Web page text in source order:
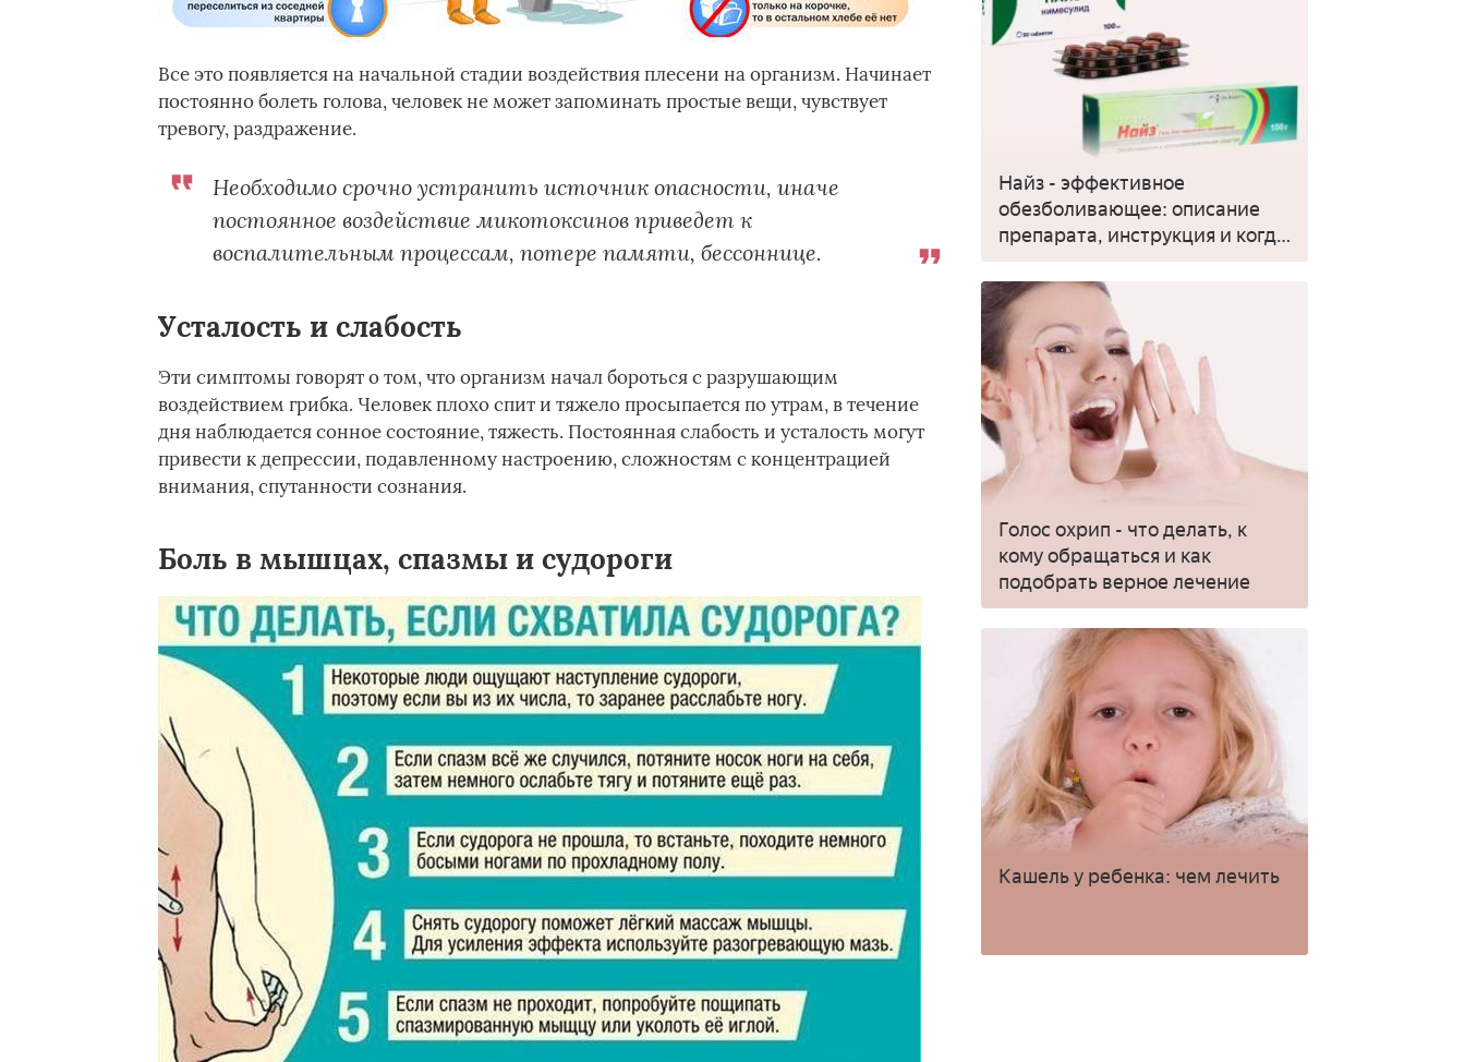
Все это появляется на начальной стадии воздействия плесени на организм. Начинает
постоянно болеть голова, человек не может запоминать простые вещи, чувствует
тревогу, раздражение.
Необходимо срочно устранить источник опасности, иначе
постоянное воздействие микотоксинов приведет к
воспалительным процессам, потере памяти, бессоннице.
Усталость и слабость
Эти симптомы говорят о том, что организм начал бороться с разрушающим
воздействием грибка. Человек плохо спит и тяжело просыпается по утрам, в течение
дня наблюдается сонное состояние, тяжесть. Постоянная слабость и усталость могут
привести к депрессии, подавленному настроению, сложностям с концентрацией
внимания, спутанности сознания.
Боль в мышцах, спазмы и судороги
Найз - эффективное
обезболивающее: описание
препарата, инструкция и когда
применять
Голос охрип - что делать, к
кому обращаться и как
подобрать верное лечение
Кашель у ребенка: чем лечить